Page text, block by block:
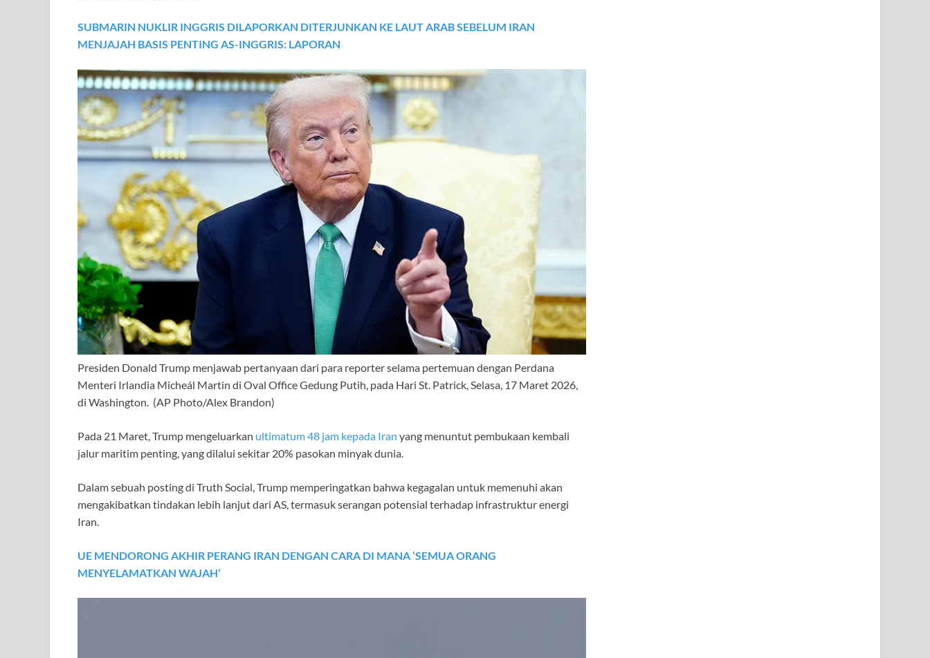
SUBMARIN NUKLIR INGGRIS DILAPORKAN DITERJUNKAN KE LAUT ARAB SEBELUM IRAN
MENJAJAH BASIS PENTING AS-INGGRIS: LAPORAN
Presiden Donald Trump menjawab pertanyaan dari para reporter selama pertemuan dengan Perdana
Menteri Irlandia Micheál Martin di Oval Office Gedung Putih, pada Hari St. Patrick, Selasa, 17 Maret 2026,
di Washington. (AP Photo/Alex Brandon)
Pada 21 Maret, Trump mengeluarkan ultimatum 48 jam kepada Iran yang menuntut pembukaan kembali
jalur maritim penting, yang dilalui sekitar 20% pasokan minyak dunia.
Dalam sebuah posting di Truth Social, Trump memperingatkan bahwa kegagalan untuk memenuhi akan
mengakibatkan tindakan lebih lanjut dari AS, termasuk serangan potensial terhadap infrastruktur energi
Iran.
UE MENDORONG AKHIR PERANG IRAN DENGAN CARA DI MANA ‘SEMUA ORANG
MENYELAMATKAN WAJAH’